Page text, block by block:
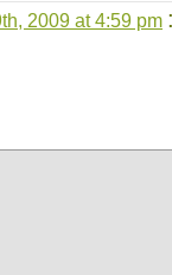
2009 at 4:59 pm